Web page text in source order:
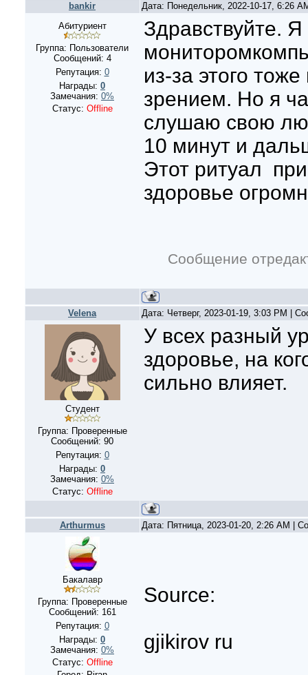
bankir
Дата: Понедельник, 2022-10-17, 6:26
Абитуриент
Группа: Пользователи
Сообщений: 4
Репутация: 0
Награды: 0
Замечания: 0%
Статус: Offline
Здравствуйте.
из-за этого
зрением. Но я
слушаю свою
10 минут и
Этот ритуал
здоровье
Сообщение
Velena Дата: Четверг, 2023-01-19, 3:03 PM |
Студент
Группа: Проверенные
Сообщений: 90
Репутация: 0
Награды: 0
Замечания: 0%
Статус: Offline
У всех разный
здоровье, на
сильно влияет.
Arthurmus Дата: Пятница, 2023-01-20, 2:26 AM |
Бакалавр
Группа: Проверенные
Сообщений: 161
Репутация: 0
Награды: 0
Замечания: 0%
Статус: Offline
Source:
gjikirov ru